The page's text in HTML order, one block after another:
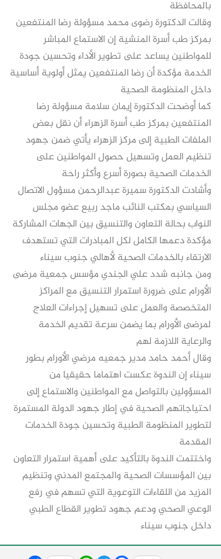
بالمحافظة
وقالت الدكتورة رضوى محمد مسؤولة رضا المنتفعين
بمركز طب أسرة المنشية إن الاستماع المباشر
للمواطنين يساعد على تطوير الأداء وتحسين جودة
الخدمة مؤكدة أن رضا المنتفعين يمثل أولوية أساسية
داخل المنظومة الصحية
كما أوضحت الدكتورة إيمان سلامة مسؤولة رضا
المنتفعين بمركز طب أسرة الزهراء أن نقل بعض
الملفات الطبية إلى مركز الزهراء يأتي ضمن جهود
تنظيم العمل وتسهيل حصول المواطنين على
الخدمات الصحية بصورة أسرع وأكثر راحة
وأشادت الدكتورة سميرة عبدالرحمن مسؤول الاتصال
السياسي بمكتب النائب ماجد ربيع عضو مجلس
النواب بحالة التعاون والتنسيق بين الجهات المشاركة
مؤكدة دعمها الكامل لكل المبادرات التي تستهدف
الارتقاء بالخدمات الصحية لأهالي جنوب سيناء
ومن جانبه شدد علي الجندي مؤسس جمعية مرضى
الأورام على ضرورة استمرار التنسيق مع المراكز
المتخصصة والعمل على تسهيل إجراءات العلاج
لمرضى الأورام بما يضمن سرعة تقديم الخدمة
والرعاية اللازمة لهم
وقال أحمد حامد مدير جمعيه مرضي الأورام بطور
سيناء إن الندوة عكست اهتماما حقيقيا من
المسؤولين بالتواصل مع المواطنين والاستماع إلى
احتياجاتهم الصحية في إطار جهود الدولة المستمرة
لتطوير المنظومة الطبية وتحسين جودة الخدمات
المقدمة
واختتمت الندوة بالتأكيد على أهمية استمرار التعاون
بين المؤسسات الصحية والمجتمع المدني وتنظيم
المزيد من اللقاءات التوعوية التي تسهم في رفع
الوعي الصحي ودعم جهود تطوير القطاع الطبي
داخل جنوب سيناء